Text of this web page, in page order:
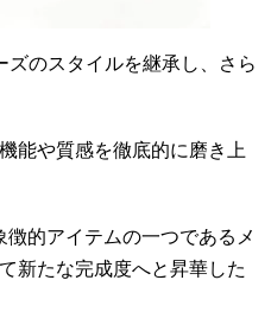
のスタイルを継承し、さら
能や質感を徹底的に磨き上
的アイテムの一つであるメ
新たな完成度へと昇華した